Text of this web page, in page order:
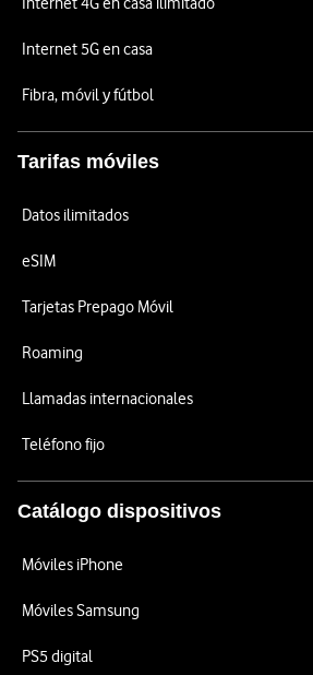
Internet 5G en casa
Fibra, móvil y fútbol
Tarifas móviles
Datos ilimitados
eSIM
Tarjetas Prepago Móvil
Roaming
Llamadas internacionales
Teléfono fijo
Catálogo dispositivos
Móviles iPhone
Móviles Samsung
PS5 digital